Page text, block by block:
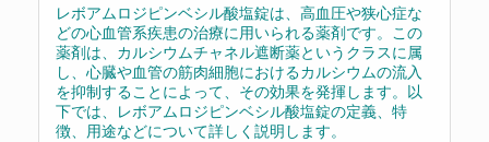
レボアムロジピンベシル酸塩錠は、高血圧や狭心症な
どの心血管系疾患の治療に用いられる薬剤です。この
薬剤は、カルシウムチャネル遮断薬というクラスに属
し、心臓や血管の筋肉細胞におけるカルシウムの流入
を抑制することによって、その効果を発揮します。以
下では、レボアムロジピンベシル酸塩錠の定義、特
徴、用途などについて詳しく説明します。